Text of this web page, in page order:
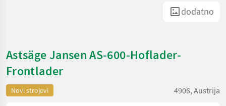
dodatno
Astsäge Jansen AS-600-Hoflader-
Frontlader
Novi strojevi 4906, Austrija